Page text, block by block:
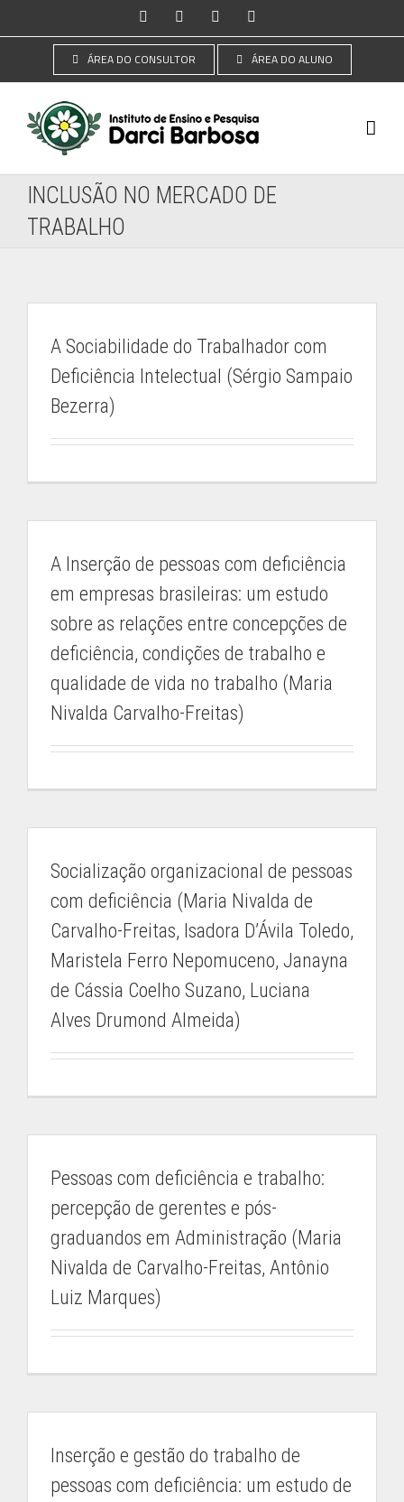
para
conteúdo
InstagramFacebookYouTube
ÁREA DO CONSULTOR ÁREA DO ALUNO
INCLUSÃO NO MERCADO DE
TRABALHO
A Sociabilidade do Trabalhador com
Deficiência Intelectual (Sérgio Sampaio
Bezerra)
A Inserção de pessoas com deficiência
em empresas brasileiras: um estudo
sobre as relações entre concepções de
deficiência, condições de trabalho e
qualidade de vida no trabalho (Maria
Nivalda Carvalho-Freitas)
Socialização organizacional de pessoas
com deficiência (Maria Nivalda de
Carvalho-Freitas, Isadora D’Ávila Toledo,
Maristela Ferro Nepomuceno, Janayna
de Cássia Coelho Suzano, Luciana
Alves Drumond Almeida)
Pessoas com deficiência e trabalho:
percepção de gerentes e pós-
graduandos em Administração (Maria
Nivalda de Carvalho-Freitas, Antônio
Luiz Marques)
Inserção e gestão do trabalho de
pessoas com deficiência: um estudo de